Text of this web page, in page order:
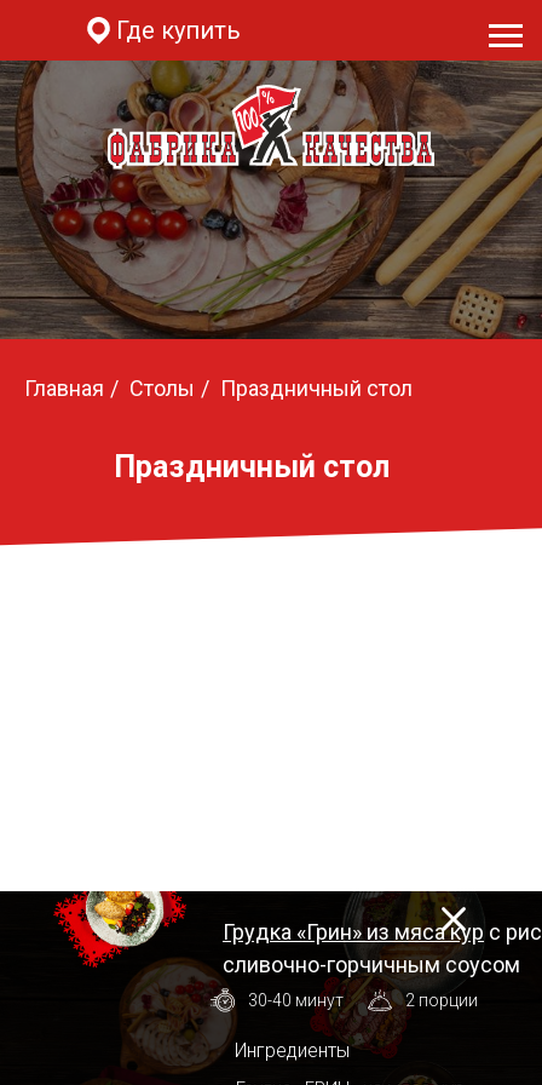
Где купить
Главная / Столы / Праздничный стол
Праздничный стол
2 порции
30-40 минут
Грудка «Грин» из мяса кур с
сливочно-горчичным соусом
Ингредиенты